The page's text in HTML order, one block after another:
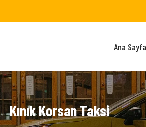
Ana Sayfa
Kınık Korsan Taksi